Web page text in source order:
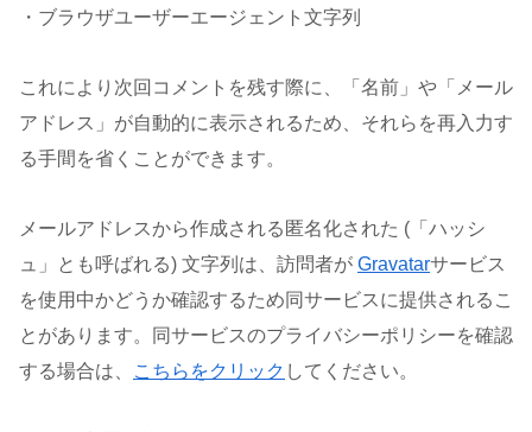
・ブラウザユーザーエージェント文字列
これにより次回コメントを残す際に、「名前」や「メール
アドレス」が自動的に表示されるため、それらを再入力す
る手間を省くことができます。
メールアドレスから作成される匿名化された (「ハッシ
ュ」とも呼ばれる) 文字列は、訪問者が Gravatarサービス
を使用中かどうか確認するため同サービスに提供されるこ
とがあります。同サービスのプライバシーポリシーを確認
する場合は、
こちらをクリック してください。